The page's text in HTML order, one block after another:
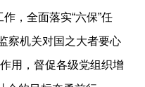
，全面落实“六保”任
察机关对国之大者要心
用，督促各级党组织增